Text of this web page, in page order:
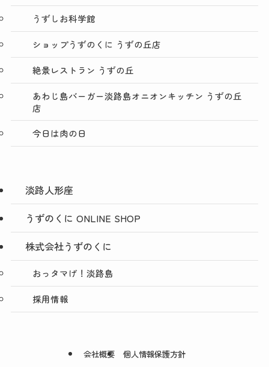
うずしお科学館
ショップうずのくに うずの丘店
絶景レストラン うずの丘
あわじ島バーガー淡路島オニオンキッチン うずの丘
店
今日は肉の日
淡路人形座
うずのくに ONLINE SHOP
株式会社うずのくに
おっタマげ！淡路島
採用情報
会社概要 個人情報保護方針